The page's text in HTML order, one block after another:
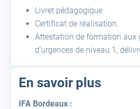
Livret pédagogique.
Certificat de réalisation.
Attestation de formation aux
d’urgences de niveau 1,
En savoir plus
IFA Bordeaux :